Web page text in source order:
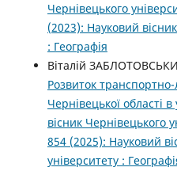
Чернівецького
(2023): Науковий
: Географія
Віталій
Розвиток
Чернівецької області
вісник Чернівецького
854 (2025): Науковий
університету :